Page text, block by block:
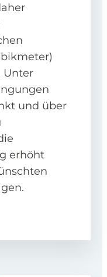
Unter
und über
erhöht